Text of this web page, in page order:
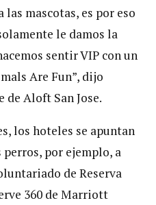
mascotas, es por eso
le damos la
sentir VIP con un
Are Fun”, dijo
de Aloft San Jose.
los hoteles se apuntan
por ejemplo, a
de Reserva
360 de Marriott